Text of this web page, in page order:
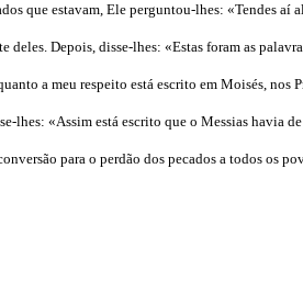
que estavam, Ele perguntou-lhes: «Tendes aí
deles. Depois, disse-lhes: «Estas foram as
a meu respeito está escrito em Moisés,
lhes: «Assim está escrito que o Messias havia
para o perdão dos pecados a todos os